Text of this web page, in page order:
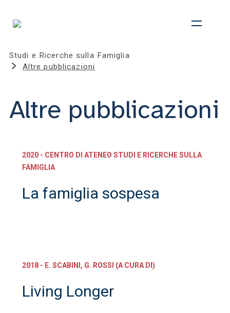
Studi e Ricerche sulla Famiglia
Altre pubblicazioni
Altre pubblicazioni
2020 - CENTRO DI ATENEO STUDI E RICERCHE SULLA
FAMIGLIA
La famiglia sospesa
2018 - E. SCABINI, G. ROSSI (A CURA DI)
Living Longer